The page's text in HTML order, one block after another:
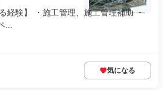
経験】 ・施工管理、施工管理補助 ・
気になる